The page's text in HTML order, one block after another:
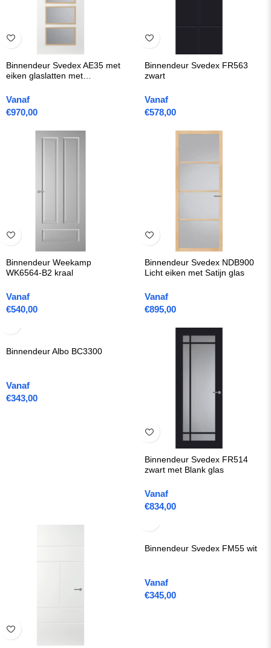
Binnendeur Svedex AE35 met
eiken glaslatten met
rand
Vanaf
€970,00
Binnendeur Svedex FR563
zwart
Vanaf
€578,00
Binnendeur Weekamp
WK6564-B2 kraal
Vanaf
€540,00
Binnendeur Svedex NDB900
Licht eiken met Satijn glas
Vanaf
€895,00
Binnendeur Albo BC3300
Vanaf
€343,00
Binnendeur Svedex FR514
zwart met Blank glas
Vanaf
€834,00
Binnendeur Svedex FM55 wit
Vanaf
€345,00